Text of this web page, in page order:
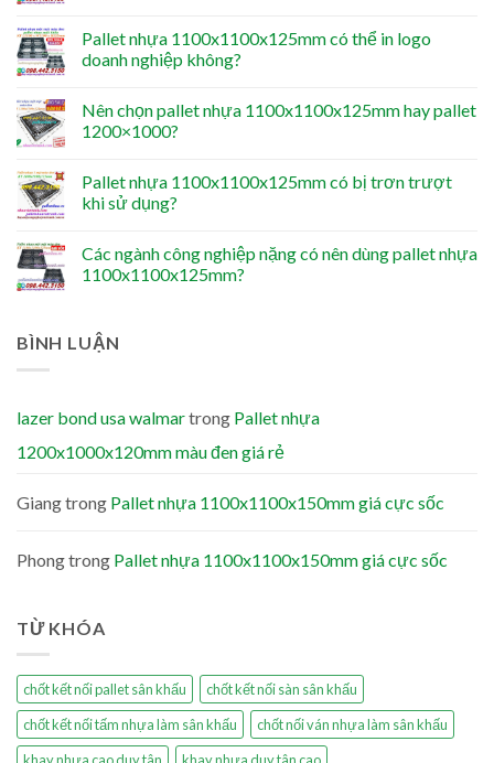
Pallet nhựa 1100x1100x125mm có thể in logo
doanh nghiệp không?
Nên chọn pallet nhựa 1100x1100x125mm hay pallet
1200×1000?
Pallet nhựa 1100x1100x125mm có bị trơn trượt
khi sử dụng?
Các ngành công nghiệp nặng có nên dùng pallet nhựa
1100x1100x125mm?
BÌNH LUẬN
lazer bond usa walmartrong Pallet nhựa
1200x1000x120mm màu đen giá rẻ
Giangtrong Pallet nhựa 1100x1100x150mm giá cực sốc
Phongtrong Pallet nhựa 1100x1100x150mm giá cực sốc
TỪ KHÓA
chốt kết nối pallet sân khấu
chốt kết nối sàn sân khấu
chốt kết nối tấm nhựa làm sân khấu
chốt nối ván nhựa làm sân khấu